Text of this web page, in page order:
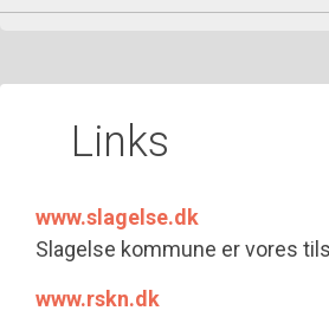
Links
www.slagelse.dk
Slagelse kommune er vores
www.rskn.dk